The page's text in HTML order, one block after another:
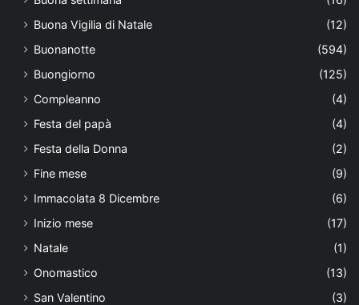
Buona Vigilia di Natale
(12)
Buonanotte
(594)
Buongiorno
(125)
Compleanno
(4)
Festa del papà
(4)
Festa della Donna
(2)
Fine mese
(9)
Immacolata 8 Dicembre
(6)
Inizio mese
(17)
Natale
(1)
Onomastico
(13)
San Valentino
(3)